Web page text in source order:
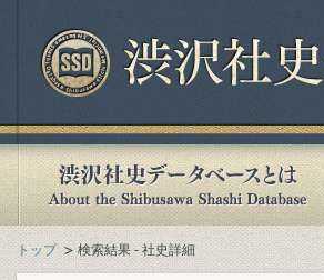
トップ 検索結果 - 社史詳細